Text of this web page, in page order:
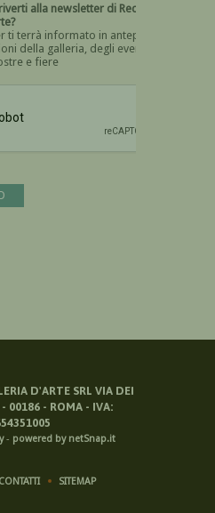
alla newsletter di Recta
ti terrà informato in anteprima
della galleria, degli eventi
e fiere
D'ARTE SRL VIA DEI
00186 - ROMA - IVA:
- powered by netSnap.it
CONTATTI SITEMAP